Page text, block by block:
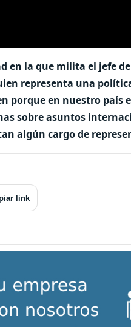
en la que milita el jefe
representa una
porque en nuestro país
sobre asuntos
algún cargo de
link